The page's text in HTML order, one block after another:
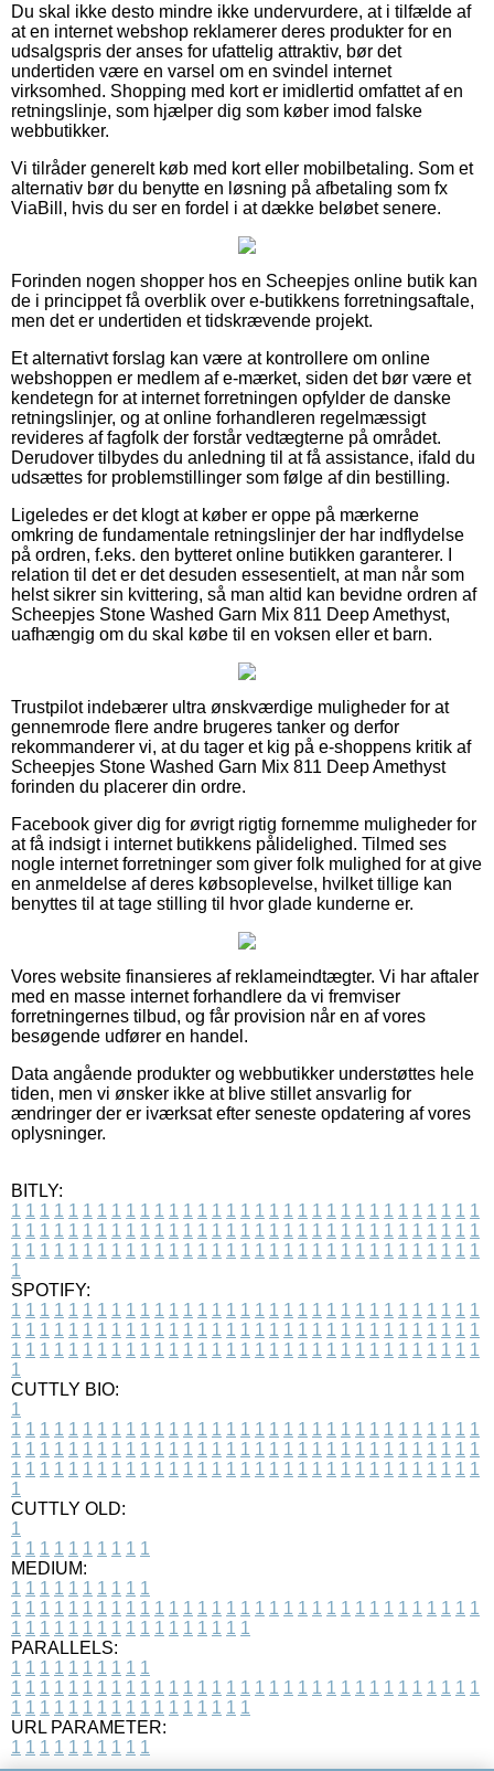
Du skal ikke desto mindre ikke undervurdere, at i tilfælde af
at en internet webshop reklamerer deres produkter for en
udsalgspris der anses for ufattelig attraktiv, bør det
undertiden være en varsel om en svindel internet
virksomhed. Shopping med kort er imidlertid omfattet af en
retningslinje, som hjælper dig som køber imod falske
webbutikker.
Vi tilråder generelt køb med kort eller mobilbetaling. Som et
alternativ bør du benytte en løsning på afbetaling som fx
ViaBill, hvis du ser en fordel i at dække beløbet senere.
Forinden nogen shopper hos en Scheepjes online butik kan
de i princippet få overblik over e-butikkens forretningsaftale,
men det er undertiden et tidskrævende projekt.
Et alternativt forslag kan være at kontrollere om online
webshoppen er medlem af e-mærket, siden det bør være et
kendetegn for at internet forretningen opfylder de danske
retningslinjer, og at online forhandleren regelmæssigt
revideres af fagfolk der forstår vedtægterne på området.
Derudover tilbydes du anledning til at få assistance, ifald du
udsættes for problemstillinger som følge af din bestilling.
Ligeledes er det klogt at køber er oppe på mærkerne
omkring de fundamentale retningslinjer der har indflydelse
på ordren, f.eks. den bytteret online butikken garanterer. I
relation til det er det desuden essesentielt, at man når som
helst sikrer sin kvittering, så man altid kan bevidne ordren af
Scheepjes Stone Washed Garn Mix 811 Deep Amethyst,
uafhængig om du skal købe til en voksen eller et barn.
Trustpilot indebærer ultra ønskværdige muligheder for at
gennemrode flere andre brugeres tanker og derfor
rekommanderer vi, at du tager et kig på e-shoppens kritik af
Scheepjes Stone Washed Garn Mix 811 Deep Amethyst
forinden du placerer din ordre.
Facebook giver dig for øvrigt rigtig fornemme muligheder for
at få indsigt i internet butikkens pålidelighed. Tilmed ses
nogle internet forretninger som giver folk mulighed for at give
en anmeldelse af deres købsoplevelse, hvilket tillige kan
benyttes til at tage stilling til hvor glade kunderne er.
Vores website finansieres af reklameindtægter. Vi har aftaler
med en masse internet forhandlere da vi fremviser
forretningernes tilbud, og får provision når en af vores
besøgende udfører en handel.
Data angående produkter og webbutikker understøttes hele
tiden, men vi ønsker ikke at blive stillet ansvarlig for
ændringer der er iværksat efter seneste opdatering af vores
oplysninger.
BITLY:
1 1 1 1 1 1 1 1 1 1 1 1 1 1 1 1 1 1 1 1 1 1 1 1 1 1 1 1 1 1 1 1 1
1 1 1 1 1 1 1 1 1 1 1 1 1 1 1 1 1 1 1 1 1 1 1 1 1 1 1 1 1 1 1 1 1
1 1 1 1 1 1 1 1 1 1 1 1 1 1 1 1 1 1 1 1 1 1 1 1 1 1 1 1 1 1 1 1 1
1
SPOTIFY:
1 1 1 1 1 1 1 1 1 1 1 1 1 1 1 1 1 1 1 1 1 1 1 1 1 1 1 1 1 1 1 1 1
1 1 1 1 1 1 1 1 1 1 1 1 1 1 1 1 1 1 1 1 1 1 1 1 1 1 1 1 1 1 1 1 1
1 1 1 1 1 1 1 1 1 1 1 1 1 1 1 1 1 1 1 1 1 1 1 1 1 1 1 1 1 1 1 1 1
1
CUTTLY BIO:
1
1 1 1 1 1 1 1 1 1 1 1 1 1 1 1 1 1 1 1 1 1 1 1 1 1 1 1 1 1 1 1 1 1
1 1 1 1 1 1 1 1 1 1 1 1 1 1 1 1 1 1 1 1 1 1 1 1 1 1 1 1 1 1 1 1 1
1 1 1 1 1 1 1 1 1 1 1 1 1 1 1 1 1 1 1 1 1 1 1 1 1 1 1 1 1 1 1 1 1
1
CUTTLY OLD:
1
1 1 1 1 1 1 1 1 1 1
MEDIUM:
1 1 1 1 1 1 1 1 1 1
1 1 1 1 1 1 1 1 1 1 1 1 1 1 1 1 1 1 1 1 1 1 1 1 1 1 1 1 1 1 1 1 1
1 1 1 1 1 1 1 1 1 1 1 1 1 1 1 1 1
PARALLELS:
1 1 1 1 1 1 1 1 1 1
1 1 1 1 1 1 1 1 1 1 1 1 1 1 1 1 1 1 1 1 1 1 1 1 1 1 1 1 1 1 1 1 1
1 1 1 1 1 1 1 1 1 1 1 1 1 1 1 1 1
URL PARAMETER:
1 1 1 1 1 1 1 1 1 1